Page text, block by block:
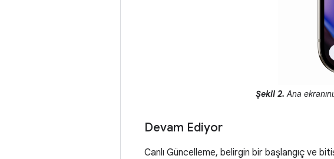
Şekil 2. Ana
Devam Ediyor
Canlı Güncelleme, belirgin bir başlangıç ve